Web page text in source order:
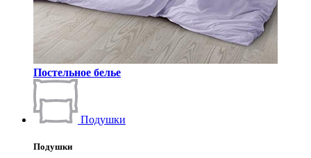
Постельное белье
Подушки
Подушки